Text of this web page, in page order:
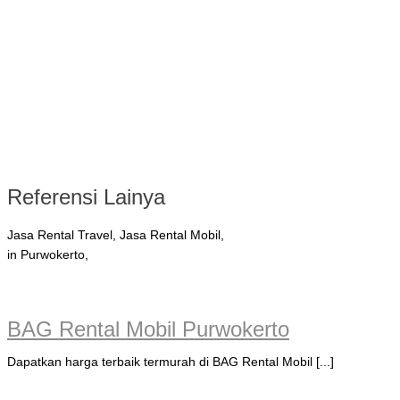
Referensi Lainya
Jasa Rental Travel, Jasa Rental Mobil,
in Purwokerto,
BAG Rental Mobil Purwokerto
Dapatkan harga terbaik termurah di BAG Rental Mobil [...]